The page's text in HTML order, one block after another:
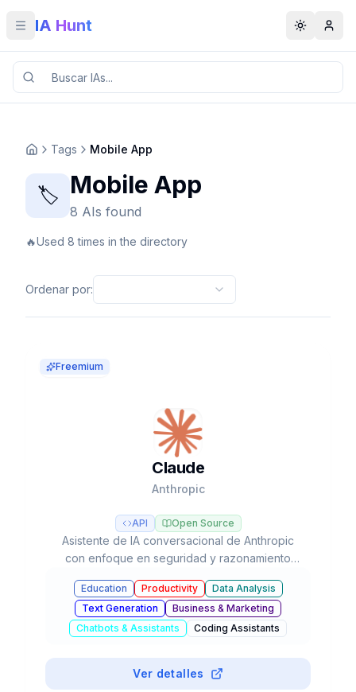
Toggle menu
IA Hunt Toggle
Tags Mobile App
🏷️ Mobile App
8 AIs found
🔥Used 8 times in the directory
Ordenar por:
Freemium
Claude
Anthropic
API Open Source
Asistente de IA conversacional de Anthropic
con enfoque en seguridad y razonamiento
flujos de trabajo agénticos con modelos Opus,
Sonnet y Haiku.
Education Productivity
Data Analysis
Text Generation
Business & Marketing
Chatbots & Assistants
Coding Assistants
Ver detalles